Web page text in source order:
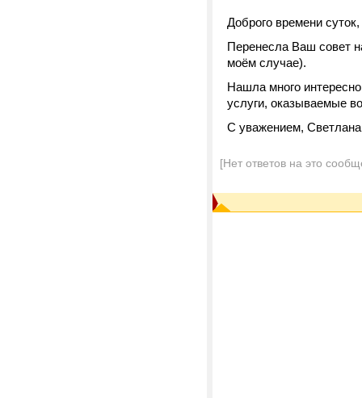
Доброго времени
Перенесла Ваш совет
моём случае).
Нашла много
услуги, оказываемые
С уважением,
[Нет ответов на это